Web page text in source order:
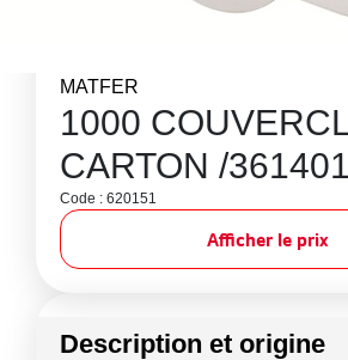
MATFER
1000
CARTON /361401
Code : 620151
Afficher le prix
Description et origine